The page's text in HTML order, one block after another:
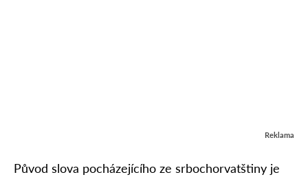
Reklama
Původ slova pocházejícího ze srbochorvatštiny je